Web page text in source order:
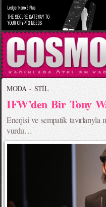
MODA - STİL
IFW’den Bir Tony
Enerjisi ve sempatik tavırlarıyla
vurdu…